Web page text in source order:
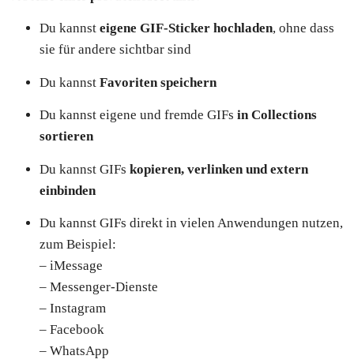
Du kannst eigene GIF-Sticker hochladen, ohne dass
sie für andere sichtbar sind
Du kannst Favoriten speichern
Du kannst eigene und fremde GIFs in Collections
sortieren
Du kannst GIFs kopieren, verlinken und extern
einbinden
Du kannst GIFs direkt in vielen Anwendungen nutzen,
zum Beispiel:
– iMessage
– Messenger-Dienste
– Instagram
– Facebook
– WhatsApp